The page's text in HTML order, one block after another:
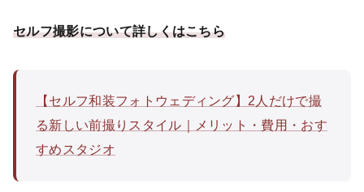
セルフ撮影について詳しくはこちら
【セルフ和装フォトウェディング】2人だけで撮
る新しい前撮りスタイル｜メリット・費用・おす
すめスタジオ